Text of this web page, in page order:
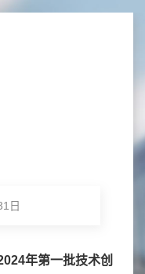
日
年第一批技术创